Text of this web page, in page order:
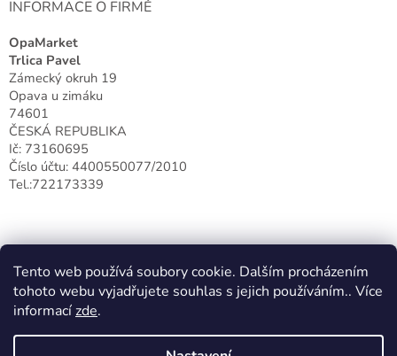
Tento web používá soubory cookie. Dalším procházením
tohoto webu vyjadřujete souhlas s jejich používáním.. Více
informacízde.
INFORMACE O FIRMĚ
OpaMarket
Trlica Pavel
Zámecký okruh 19
Opava u zimáku
74601
ČESKÁ REPUBLIKA
Ič: 73160695
Číslo účtu: 4400550077/2010
Tel.:722173339